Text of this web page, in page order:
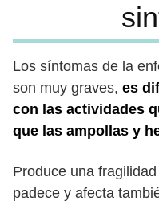
Los síntomas de la
son muy graves, es
con las actividades
que las ampollas y
Produce una
padece y afecta